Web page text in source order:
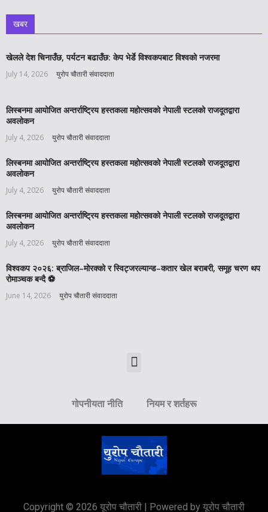
खबर
खेलले देश चिनाउँछ, पर्यटन बढाउँछ: केप भेर्डे विश्वकपबाट विश्वको नजरमा
July 14, 2026 युरोप चौतारी संवाददाता
लिस्बनमा आयोजित अन्तर्राष्ट्रिय हस्तकला महोत्सवको नेपाली स्टलको राजदूतद्वारा
अवलोकन
July 4, 2026 युरोप चौतारी संवाददाता
लिस्बनमा आयोजित अन्तर्राष्ट्रिय हस्तकला महोत्सवको नेपाली स्टलको राजदूतद्वारा
अवलोकन
July 4, 2026 युरोप चौतारी संवाददाता
लिस्बनमा आयोजित अन्तर्राष्ट्रिय हस्तकला महोत्सवको नेपाली स्टलको राजदूतद्वारा
अवलोकन
July 4, 2026 युरोप चौतारी संवाददाता
विश्वकप २०२६: ब्राजिल–मोरक्को र स्विट्जरल्यान्ड–कतार खेल बराबरी, समूह चरण थप
रोमाञ्चक बन्दै ⚽️
June 14, 2026 युरोप चौतारी संवाददाता
गोपनीयता नीति नियम र शर्तहरू
Copyright © 2026 यूरोप चौतारी | Powered by यूरोप चौतारी